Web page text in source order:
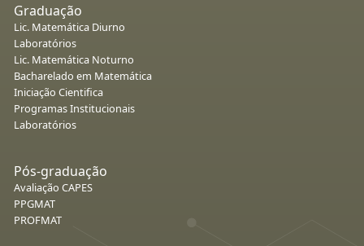
Graduação
Lic. Matemática Diurno
Laboratórios
Lic. Matemática Noturno
Bacharelado em Matemática
Iniciação Cientifica
Programas Institucionais
Laboratórios
Pós-graduação
Avaliação CAPES
PPGMAT
PROFMAT